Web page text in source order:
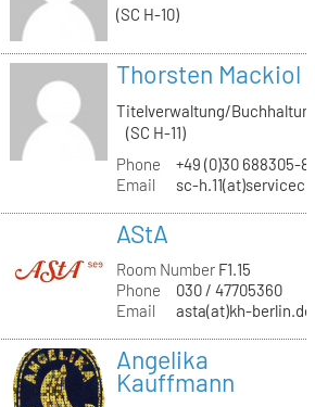
(SC H-10)
Thorsten Mackiol
Titelverwaltung/
(SC H-11)
Phone
+49 (0)30 688305-
Email
sc-
AStA
Room NumberF1.15
Phone
030 / 47705360
Email
asta(at)kh-berlin.de
Angelika
Kauffmann